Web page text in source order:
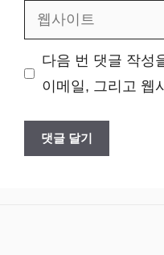
사
다음 번 댓글 작성
이메일, 그리고 웹